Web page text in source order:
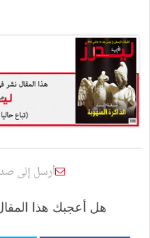
أرسل إلى
هل أعجبك هذا